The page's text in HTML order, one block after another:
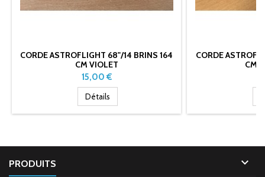
CORDE ASTROFLIGHT 68"/14 BRINS 164
CM VIOLET
Prix
15,00 €
Détails
CORDE
CM
PRODUITS 